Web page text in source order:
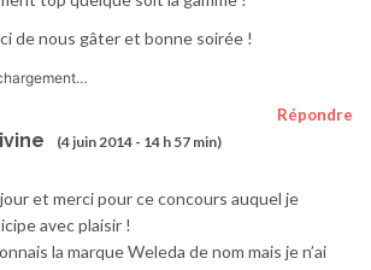
de nous gâter et bonne soirée !
(4 juin 2014 - 14 h 57 min)
Répondre
et merci pour ce concours auquel je
avec plaisir !
la marque Weleda de nom mais je n’ai